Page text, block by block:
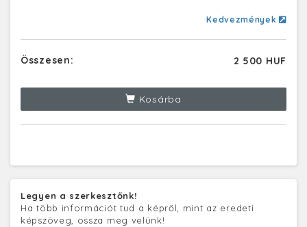
Kedvezmények
Összesen: 2 500 HUF
Kosárba
Legyen a szerkesztőnk!
Ha több információt tud a képről, mint az eredeti
képszöveg, ossza meg velünk!